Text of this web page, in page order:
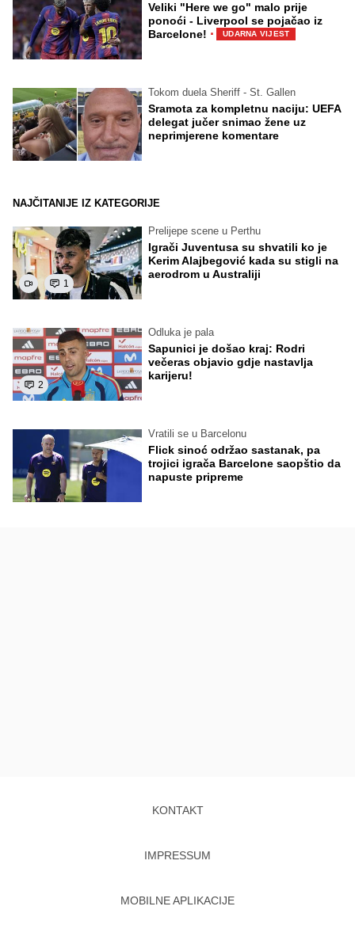
Veliki "Here we go" malo prije
ponoći - Liverpool se pojačao iz
Barcelone! · UDARNA VIJEST
Tokom duela Sheriff - St. Gallen
Sramota za kompletnu naciju: UEFA
delegat jučer snimao žene uz
neprimjerene komentare
NAJČITANIJE IZ KATEGORIJE
1
Prelijepe scene u Perthu
Igrači Juventusa su shvatili ko je
Kerim Alajbegović kada su stigli na
aerodrom u Australiji
2
Odluka je pala
Sapunici je došao kraj: Rodri
večeras objavio gdje nastavlja
karijeru!
Vratili se u Barcelonu
Flick sinoć održao sastanak, pa
trojici igrača Barcelone saopštio da
napuste pripreme
KONTAKT
IMPRESSUM
MOBILNE APLIKACIJE